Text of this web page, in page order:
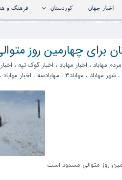
اخبار جهان کوردستان فرهنگ و
برای چهارمین روز
مهاباد ، اخبار مهاباد ، اخبار گوک تپه ،
، شهر مهاباد ، مهاباد3 ، مهابادسه ، اخبار مهاباد
روز متوالی مسدود است